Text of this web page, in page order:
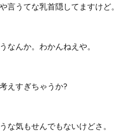
言うてな乳首隠してますけど。
なんか。わかんねえや。
えすぎちゃうか?
な気もせんでもないけどさ。